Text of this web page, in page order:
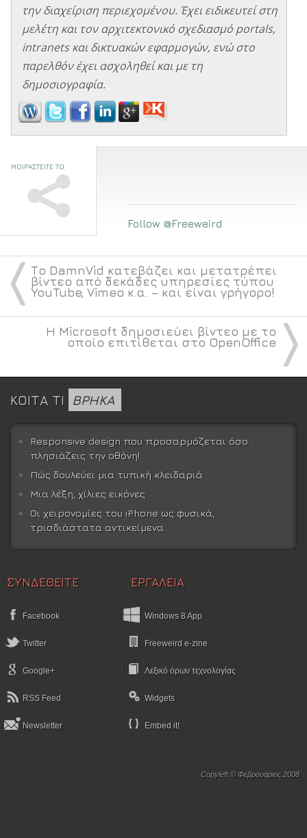
την διαχείριση περιεχομένου. Έχει ειδικευτεί στη
μελέτη και τον αρχιτεκτονικό σχεδιασμό portals,
intranets και δικτυακών εφαρμογών, ενώ στο
παρελθόν έχει ασχοληθεί και με τη
δημοσιογραφία.
ΜΟΙΡΑΣΤΕΙΤΕ ΤΟ
Follow @Freeweird
〈 Το DamnVid κατεβάζει και μετατρέπει
βίντεο από δεκάδες υπηρεσίες τύπου
YouTube, Vimeo κ.α. – και είναι γρήγορο!
〉
Η Microsoft δημοσιεύει βίντεο με το
οποίο επιτίθεται στο OpenOffice
ΚΟΙΤΑ ΤΙ ΒΡΗΚΑ
Responsive design που προσαρμόζεται όσο
πλησιάζεις την οθόνη!
Πώς δουλεύει μια τυπική κλειδαριά
Μια λέξη, χίλιες εικόνες
Οι χειρονομίες του iPhone ως φυσικά,
τρισδιάστατα αντικείμενα
ΣΥΝΔΕΘΕΙΤΕ
Facebook
Twitter
Google+
RSS Feed
Newsletter
ΕΡΓΑΛΕΙΑ
Windows 8 App
Freeweird e-zine
Λεξικό όρων τεχνολογίας
Widgets
Embed it!
Copyleft © Φεβρουάριος 2008